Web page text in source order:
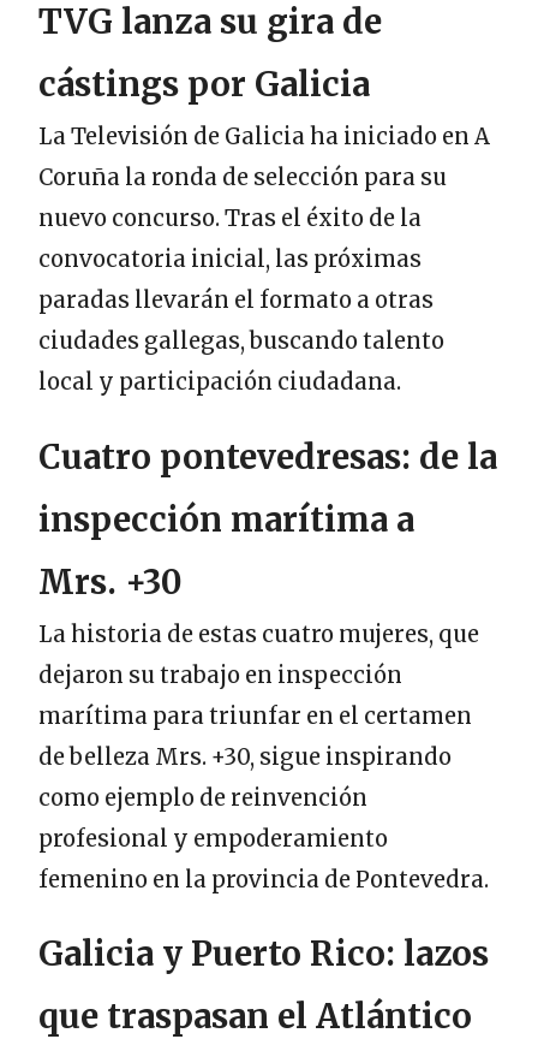
TVG lanza su gira de
cástings por Galicia
La Televisión de Galicia ha iniciado en A
Coruña la ronda de selección para su
nuevo concurso. Tras el éxito de la
convocatoria inicial, las próximas
paradas llevarán el formato a otras
ciudades gallegas, buscando talento
local y participación ciudadana.
Cuatro pontevedresas: de la
inspección marítima a
Mrs. +30
La historia de estas cuatro mujeres, que
dejaron su trabajo en inspección
marítima para triunfar en el certamen
de belleza Mrs. +30, sigue inspirando
como ejemplo de reinvención
profesional y empoderamiento
femenino en la provincia de Pontevedra.
Galicia y Puerto Rico: lazos
que traspasan el Atlántico